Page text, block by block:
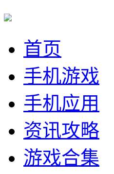
首页
手机游戏
手机应用
资讯攻略
游戏合集